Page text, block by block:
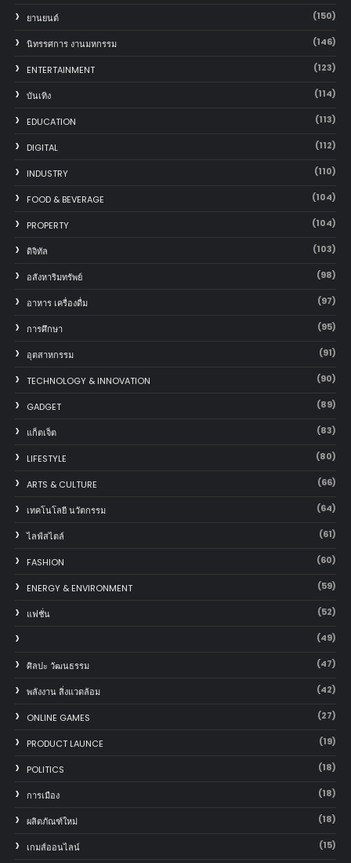
‎ยานยนต์‎ (150)
นิทรรศการ งานมหกรรม (146)
ENTERTAINMENT (123)
บันเทิง (114)
EDUCATION (113)
DIGITAL (112)
INDUSTRY (110)
FOOD & BEVERAGE (104)
PROPERTY (104)
ดิจิทัล (103)
อสังหาริมทรัพย์ (98)
อาหาร เครื่องดื่ม (97)
การศึกษา (95)
อุตสาหกรรม (91)
TECHNOLOGY & INNOVATION (90)
GADGET (89)
แก็ตเจ็ต (83)
LIFESTYLE (80)
ARTS & CULTURE (66)
เทคโนโลยี นวัตกรรม (64)
ไลฟ์สไตล์ (61)
FASHION (60)
ENERGY & ENVIRONMENT (59)
แฟชั่น (52)
(49)
ศิลปะ วัฒนธรรม (47)
พลังงาน สิ่งแวดล้อม (42)
ONLINE GAMES (27)
PRODUCT LAUNCE (19)
POLITICS (18)
การเมือง (18)
ผลิตภัณฑ์ใหม่ (18)
เกมส์ออนไลน์ (15)